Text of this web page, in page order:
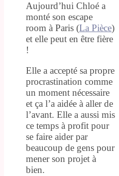
Aujourd’hui Chloé a
monté son escape
room à Paris (La Pièce)
et elle peut en être fière
!
Elle a accepté sa propre
procrastination comme
un moment nécessaire
et ça l’a aidée à aller de
l’avant. Elle a aussi mis
ce temps à profit pour
se faire aider par
beaucoup de gens pour
mener son projet à
bien.